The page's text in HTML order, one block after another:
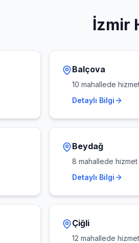
İzmir
Balçova
10 mahallede
Detaylı Bilgi
Beydağ
8 mahallede hizmet
Detaylı Bilgi
Çiğli
12 mahallede hizmet